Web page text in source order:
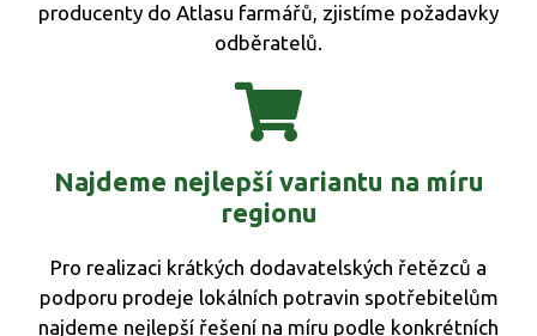
producenty do Atlasu farmářů, zjistíme požadavky
odběratelů.
Najdeme nejlepší variantu na míru
regionu
Pro realizaci krátkých dodavatelských řetězců a
podporu prodeje lokálních potravin spotřebitelům
najdeme nejlepší řešení na míru podle konkrétních